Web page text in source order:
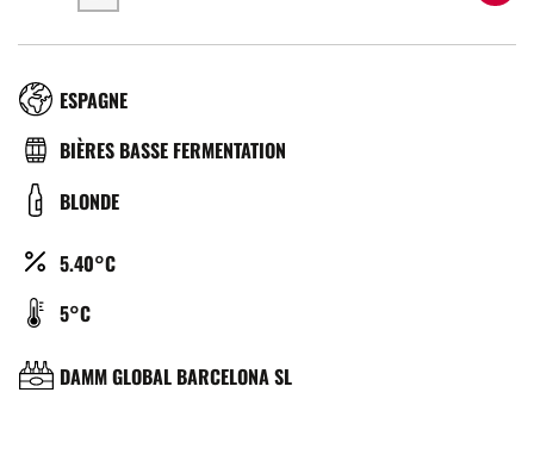
RÉGION
ESPAGNE
TYPE
BIÈRE
BIÈRES BASSE FERMENTATION
COULEUR
BLONDE
ALCOOL
5.40°C
TEMPÉRATURE
SERVICE
(°C)
5°C
BRASSERIE
DAMM GLOBAL BARCELONA SL